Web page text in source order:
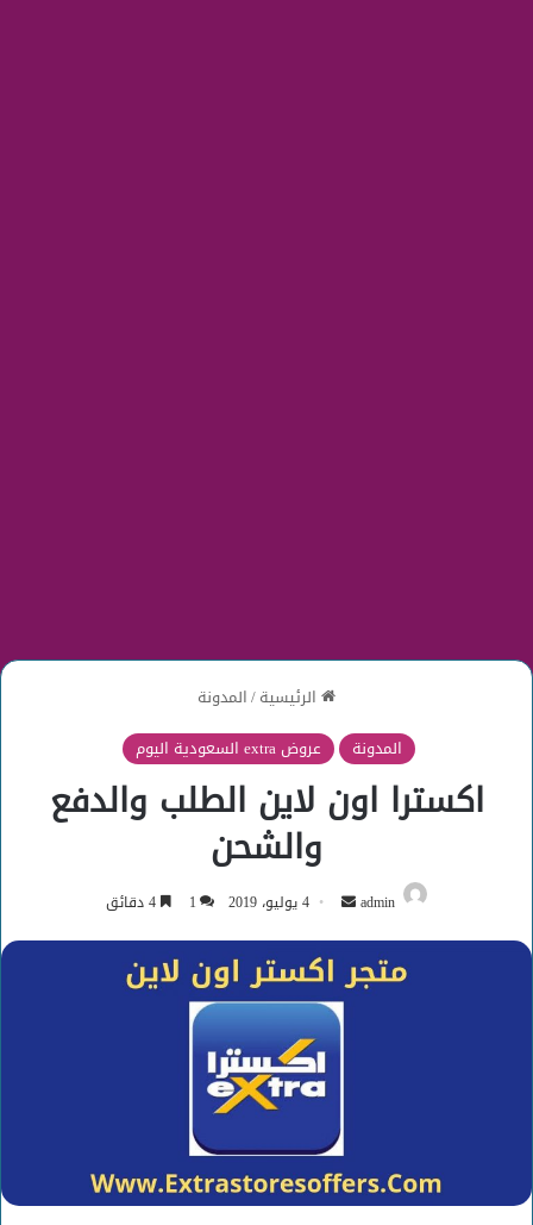
الرئيسية/المدونة
المدونة
عروض extra السعودية اليوم
اكسترا اون لاين الطلب والدفع
والشحن
admin
أرسل
إلكترونيا
4 يوليو، 2019 1